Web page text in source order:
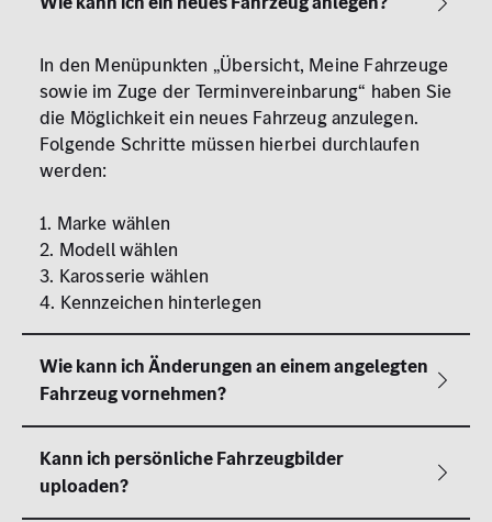
In den Menüpunkten „Übersicht, Meine Fahrzeuge
sowie im Zuge der Terminvereinbarung“ haben Sie
die Möglichkeit ein neues Fahrzeug anzulegen.
Folgende Schritte müssen hierbei durchlaufen
werden:
1. Marke wählen
2. Modell wählen
3. Karosserie wählen
4. Kennzeichen hinterlegen